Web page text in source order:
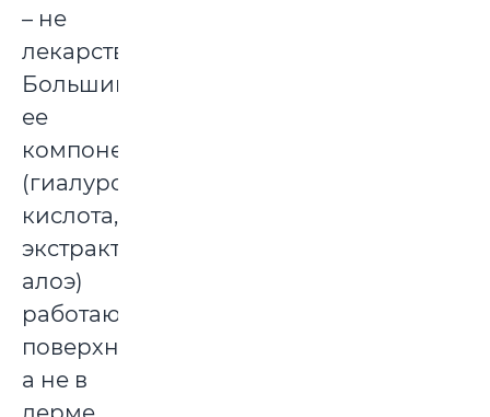
– не
лекарство.
Большинство
ее
компонентов
(гиалуроновая
кислота,
экстракты
алоэ)
работают
поверхностно,
а не в